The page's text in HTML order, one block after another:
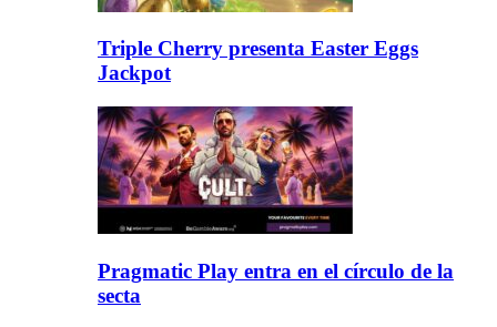
Triple Cherry presenta Easter Eggs
Jackpot
Pragmatic Play entra en el círculo de la
secta